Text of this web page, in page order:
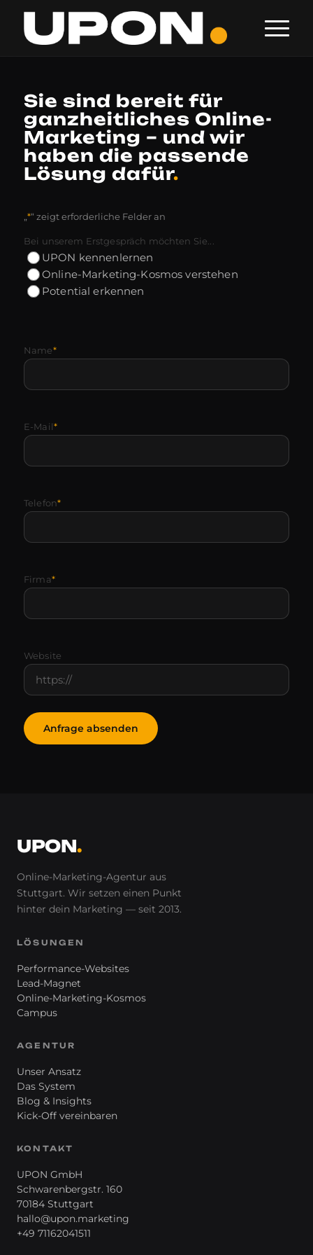
Sie sind bereit für
ganzheitliches Online-
Marketing – und wir
haben die passende
Lösung dafür.
„*“ zeigt erforderliche Felder an
Bei unserem Erstgespräch möchten Sie...
UPON kennenlernen
Online-Marketing-Kosmos verstehen
Potential erkennen
Name*
E-Mail*
Telefon*
Firma*
Website
Anfrage absenden
UPON.
Online-Marketing-Agentur aus
Stuttgart. Wir setzen einen Punkt
hinter dein Marketing — seit 2013.
LÖSUNGEN
Performance-Websites
Lead-Magnet
Online-Marketing-Kosmos
Campus
AGENTUR
Unser Ansatz
Das System
Blog & Insights
Kick-Off vereinbaren
KONTAKT
UPON GmbH
Schwarenbergstr. 160
70184 Stuttgart
hallo@upon.marketing
+49 71162041511